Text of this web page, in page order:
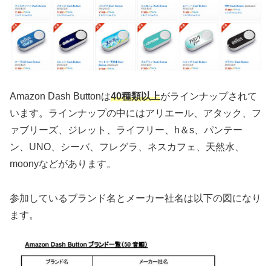
Amazon Dash Buttonは40種類以上がラインナップされて
います。ラインナップの中にはアリエール、アタック、フ
ァブリーズ、ジレット、ライフリー、h＆s、パンテー
ン、UNO、シーバ、フレグラ、ネスカフェ、天然水、
moonyなどがあります。
参加しているブランド名とメーカー社名は以下の図になり
ます。